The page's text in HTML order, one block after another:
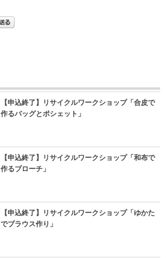
【申込終了】リサイクルワークショップ「合皮で
作るバッグとポシェット」
【申込終了】リサイクルワークショップ「和布で
作るブローチ」
【申込終了】リサイクルワークショップ「ゆかた
でブラウス作り」